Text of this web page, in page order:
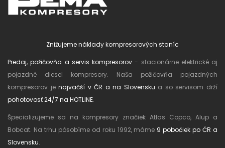
Znižujeme náklady kompresorových staníc
Predaj, požičovňa a servis kompresorov - stacionárne elektrické aj
pojazdné diesel kompresory. Naša požičovňa pojazdných
kompresorov jenajväčší v ČR a na Slovensku a so servisom drží
pohotovosť 24/7 na HOTLINE.
Špecializujeme sa na kompresory značiek Atlas Copco, Alup a
Bobcat. Na trhu pôsobíme od roku 1992, máme 9 pobočiek po ČR a
Slovensku.